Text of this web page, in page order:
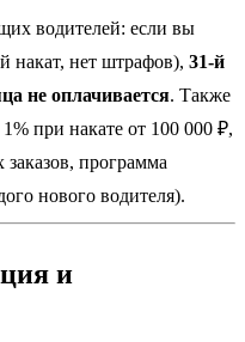
водителей: если вы
накат, нет штрафов), 31-й
не оплачивается. Также
при накате от 100 000 ₽,
программа
нового водителя).
и